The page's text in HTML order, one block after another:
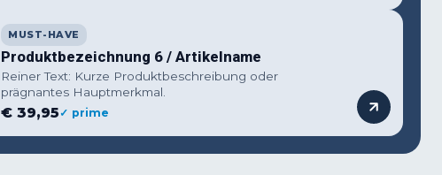
MUST-HAVE
Produktbezeichnung 6 / Artikelname
Reiner Text: Kurze Produktbeschreibung oder
prägnantes Hauptmerkmal.
€ 39,95✓ prime